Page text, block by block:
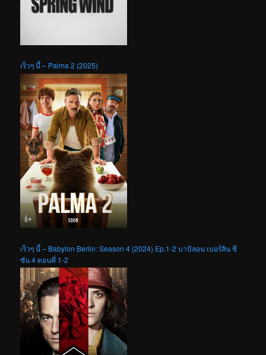
เร็วๆ นี้ – Palma 2 (2025)
เร็วๆ นี้ – Babylon Berlin: Season 4 (2024) Ep.1-2 บาบิลอน เบอร์ลิน ซี
ซัน 4 ตอนที่ 1-2